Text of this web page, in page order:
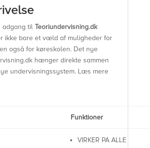
adgang til Teoriundervisning.dk
ikke bare et væld af muligheder for
også for køreskolen. Det nye
hænger direkte sammen
undervisningssystem. Læs mere
Funktioner
VIRKER PA ALLE